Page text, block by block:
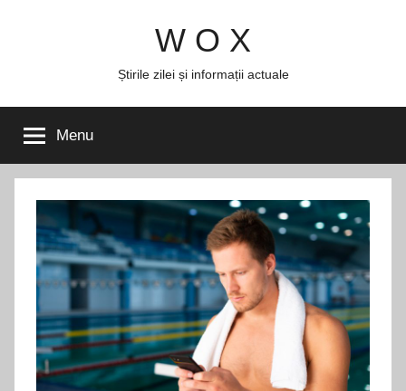
W O X
Știrile zilei și informații actuale
Menu